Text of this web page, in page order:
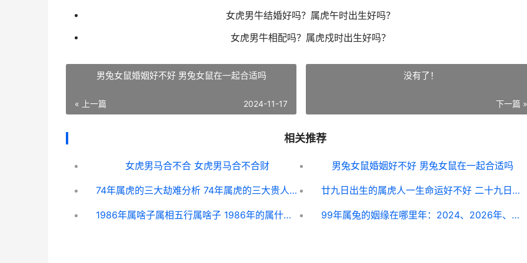
女虎男牛结婚好吗？属虎午时出生好吗？
女虎男牛相配吗？属虎戍时出生好吗？
男兔女鼠婚姻好不好 男兔女鼠在一起合适吗
« 上一篇 2024-11-17
没有了！
下一篇 »
相关推荐
女虎男马合不合 女虎男马合不合财 男兔女鼠婚姻好不好 男兔女鼠在一起合适吗
74年属虎的三大劫难分析 74年属虎的三大贵人是谁 廿九日出生的属虎人一生命运好不好 二十九日出生命运如何
1986年属啥子属相五行属啥子 1986年的属什么生肖人 99年属兔的姻缘在哪里年：2024、2026年、2029年 99年属兔的姻缘晚婚